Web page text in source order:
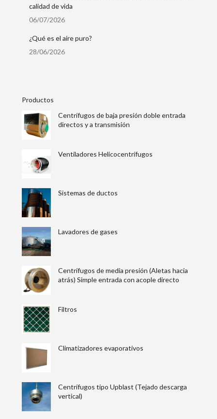
calidad de vida
06/07/2026
¿Qué es el aire puro?
28/06/2026
Productos
Centrífugos de baja presión doble entrada
directos y a transmisión
Ventiladores Helicocentrífugos
Sistemas de ductos
Lavadores de gases
Centrífugos de media presión (Aletas hacia
atrás) Simple entrada con acople directo
Filtros
Climatizadores evaporativos
Centrífugos tipo Upblast (Tejado descarga
vertical)